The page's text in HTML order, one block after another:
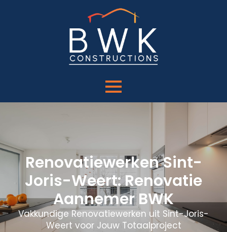
Renovatiewerken Sint-
Joris-Weert: Renovatie
Aannemer BWK
Vakkundige Renovatiewerken uit Sint-Joris-
Weert voor Jouw Totaalproject